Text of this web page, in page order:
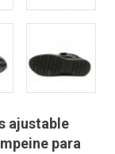
ajustable
para